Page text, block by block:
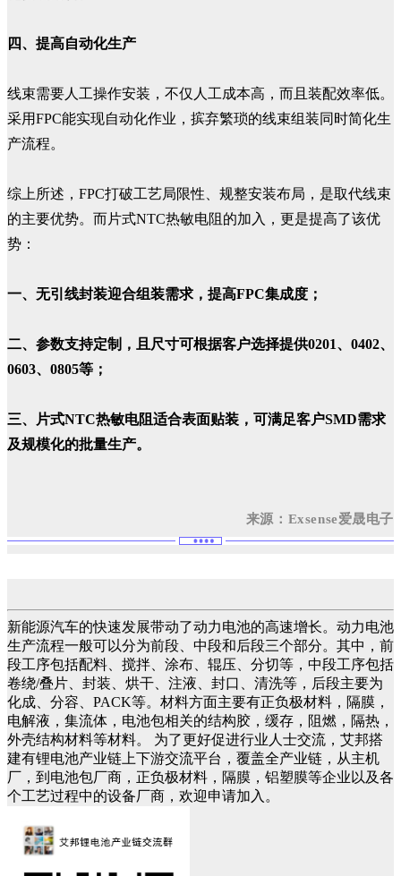
四、提高自动化生产
线束需要人工操作安装，不仅人工成本高，而且装配效率低。
采用FPC能实现自动化作业，摈弃繁琐的线束组装同时简化生
产流程。
综上所述，FPC打破工艺局限性、规整安装布局，是取代线束
的主要优势。而片式NTC热敏电阻的加入，更是提高了该优
势：
一、无引线封装迎合组装需求，提高FPC集成度；
二、参数支持定制，且尺寸可根据客户选择提供0201、0402、
0603、0805等；
三、片式NTC热敏电阻适合表面贴装，可满足客户SMD需求
及规模化的批量生产。
来源：Exsense爱晟电子
新能源汽车的快速发展带动了动力电池的高速增长。动力电池
生产流程一般可以分为前段、中段和后段三个部分。其中，前
段工序包括配料、搅拌、涂布、辊压、分切等，中段工序包括
卷绕/叠片、封装、烘干、注液、封口、清洗等，后段主要为
化成、分容、PACK等。材料方面主要有正负极材料，隔膜，
电解液，集流体，电池包相关的结构胶，缓存，阻燃，隔热，
外壳结构材料等材料。 为了更好促进行业人士交流，艾邦搭
建有锂电池产业链上下游交流平台，覆盖全产业链，从主机
厂，到电池包厂商，正负极材料，隔膜，铝塑膜等企业以及各
个工艺过程中的设备厂商，欢迎申请加入。